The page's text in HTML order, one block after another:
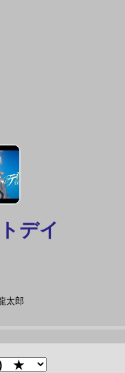
デイ
太郎